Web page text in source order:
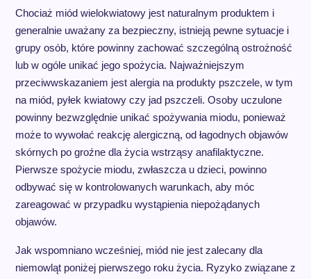
Chociaż miód wielokwiatowy jest naturalnym produktem i
generalnie uważany za bezpieczny, istnieją pewne sytuacje i
grupy osób, które powinny zachować szczególną ostrożność
lub w ogóle unikać jego spożycia. Najważniejszym
przeciwwskazaniem jest alergia na produkty pszczele, w tym
na miód, pyłek kwiatowy czy jad pszczeli. Osoby uczulone
powinny bezwzględnie unikać spożywania miodu, ponieważ
może to wywołać reakcję alergiczną, od łagodnych objawów
skórnych po groźne dla życia wstrząsy anafilaktyczne.
Pierwsze spożycie miodu, zwłaszcza u dzieci, powinno
odbywać się w kontrolowanych warunkach, aby móc
zareagować w przypadku wystąpienia niepożądanych
objawów.
Jak wspomniano wcześniej, miód nie jest zalecany dla
niemowląt poniżej pierwszego roku życia. Ryzyko związane z